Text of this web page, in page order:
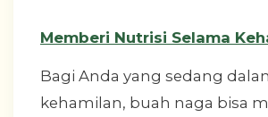
Memberi Nutrisi Selama
Bagi Anda yang sedang
kehamilan, buah naga bisa